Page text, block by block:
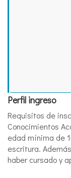
Perfil ingreso
Requisitos de
Conocimientos
edad mínima de
escritura.
haber cursado y